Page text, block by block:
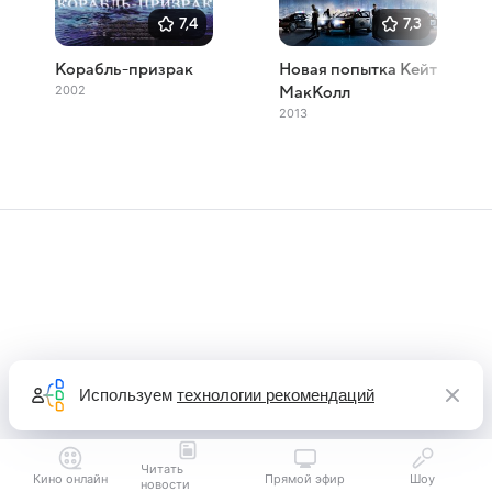
7,4
Корабль-призрак
2002
7,3
Новая попытка Кейт
МакКолл
2013
Кино онлайн
Читать
новости
Прямой эфир Шоу
Используем технологии рекомендаций